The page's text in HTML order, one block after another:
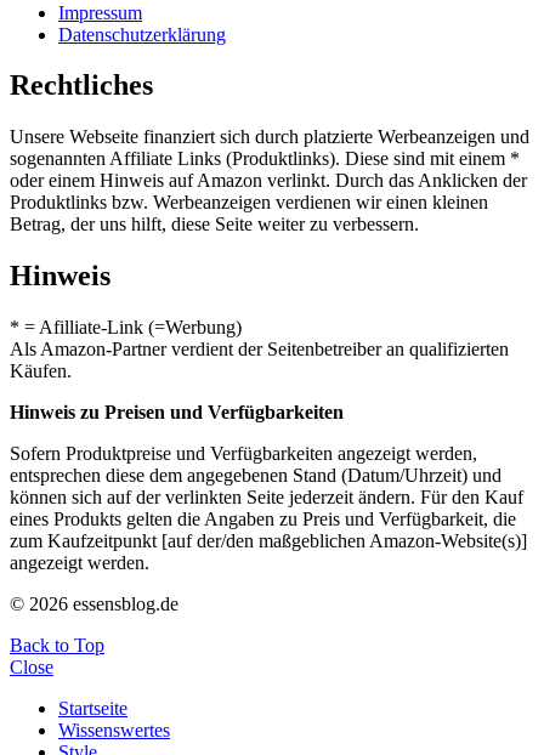
Impressum
Datenschutzerklärung
Rechtliches
Unsere Webseite finanziert sich durch platzierte Werbeanzeigen und
sogenannten Affiliate Links (Produktlinks). Diese sind mit einem *
oder einem Hinweis auf Amazon verlinkt. Durch das Anklicken der
Produktlinks bzw. Werbeanzeigen verdienen wir einen kleinen
Betrag, der uns hilft, diese Seite weiter zu verbessern.
Hinweis
* = Afilliate-Link (=Werbung)
Als Amazon-Partner verdient der Seitenbetreiber an qualifizierten
Käufen.
Hinweis zu Preisen und Verfügbarkeiten
Sofern Produktpreise und Verfügbarkeiten angezeigt werden,
entsprechen diese dem angegebenen Stand (Datum/Uhrzeit) und
können sich auf der verlinkten Seite jederzeit ändern. Für den Kauf
eines Produkts gelten die Angaben zu Preis und Verfügbarkeit, die
zum Kaufzeitpunkt [auf der/den maßgeblichen Amazon-Website(s)]
angezeigt werden.
© 2026 essensblog.de
Back to Top
Close
Startseite
Wissenswertes